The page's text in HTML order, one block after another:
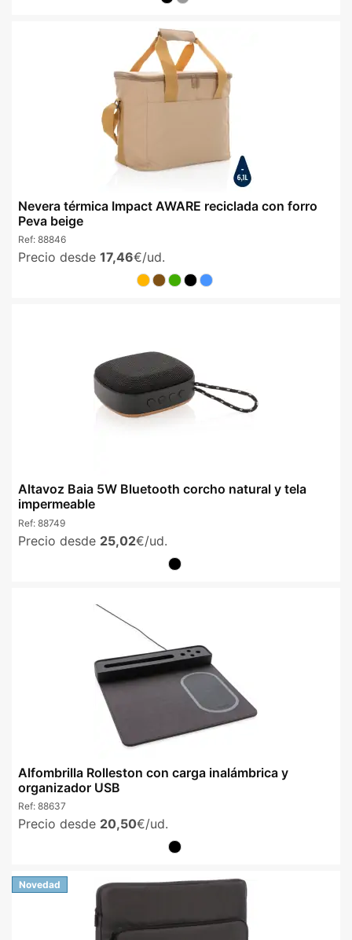
Nevera térmica Impact AWARE reciclada con forro
Peva beige
Ref: 88846
Precio desde 17,46€/ud.
Altavoz Baia 5W Bluetooth corcho natural y tela
impermeable
Ref: 88749
Precio desde 25,02€/ud.
Alfombrilla Rolleston con carga inalámbrica y
organizador USB
Ref: 88637
Precio desde 20,50€/ud.
Novedad